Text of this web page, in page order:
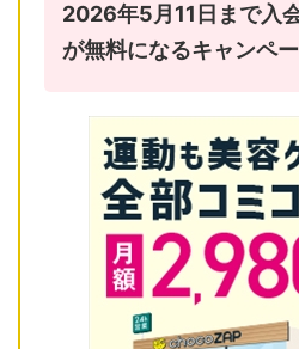
2026年5月11日まで入
が無料になるキャンペ